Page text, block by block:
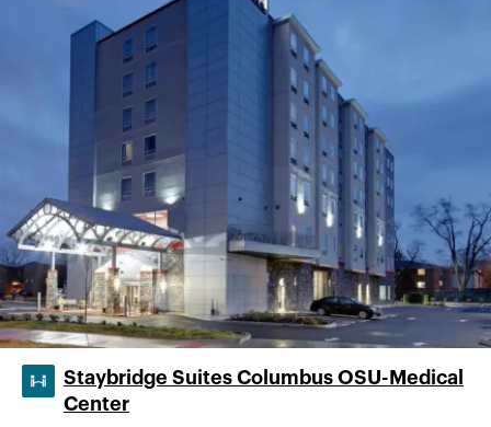
Staybridge Suites Columbus OSU-Medical
Center